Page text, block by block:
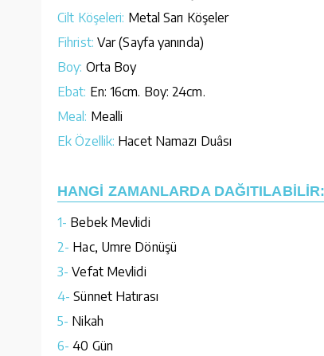
Cilt Köşeleri: Metal Sarı Köşeler
Fihrist: Var (Sayfa yanında)
Boy: Orta Boy
Ebat: En: 16cm. Boy: 24cm.
Meal: Mealli
Ek Özellik: Hacet Namazı Duâsı
HANGİ ZAMANLARDA DAĞITILABİLİR:
1- Bebek Mevlidi
2- Hac, Umre Dönüşü
3- Vefat Mevlidi
4- Sünnet Hatırası
5- Nikah
6- 40 Gün